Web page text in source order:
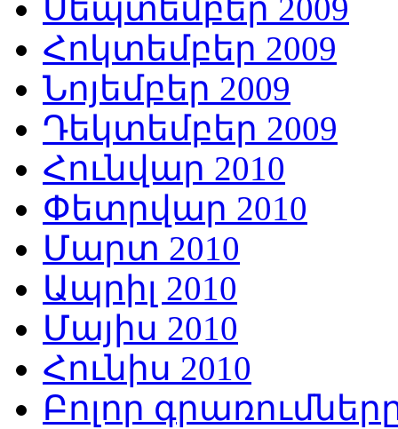
Սեպտեմբեր 2009
Հոկտեմբեր 2009
Նոյեմբեր 2009
Դեկտեմբեր 2009
Հունվար 2010
Փետրվար 2010
Մարտ 2010
Ապրիլ 2010
Մայիս 2010
Հունիս 2010
Բոլոր